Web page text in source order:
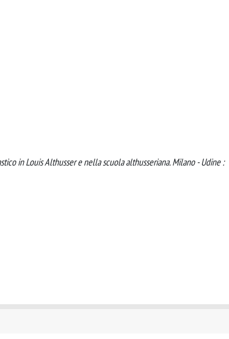
in Louis Althusser e nella scuola althusseriana. Milano - Udine :